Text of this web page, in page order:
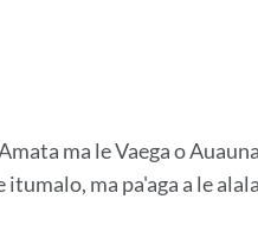
ma le Vaega o
itumalo, ma pa'aga a le